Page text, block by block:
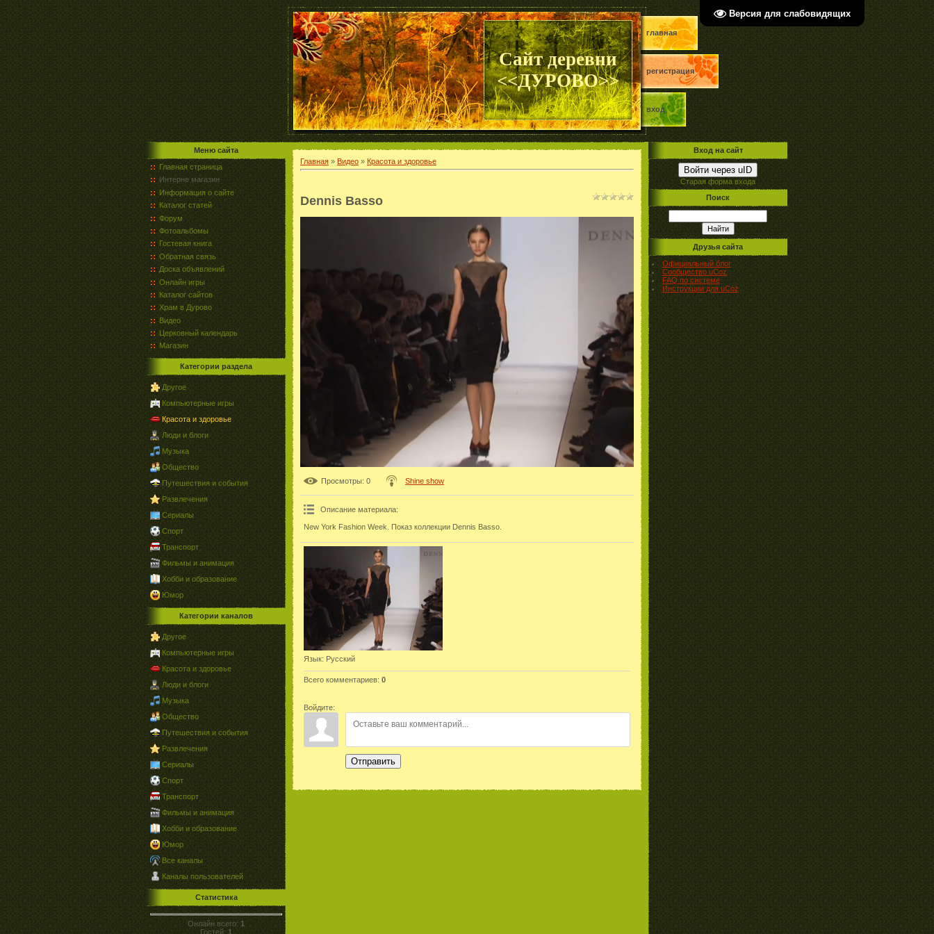
Версия для слабовидящих
главная
регистрация
вход
Сайт деревни
<<ДУРОВО>>
Меню сайта
Главная страница
Интерне магазин
Информация о сайте
Каталог статей
Форум
Фотоальбомы
Гостевая книга
Обратная связь
Доска объявлений
Онлайн игры
Каталог сайтов
Храм в Дурово
Видео
Церковный календарь
Магазин
Категории раздела
Другое
Компьютерные игры
Красота и здоровье
Люди и блоги
Музыка
Общество
Путешествия и события
Развлечения
Сериалы
Спорт
Транспорт
Фильмы и анимация
Хобби и образование
Юмор
Категории каналов
Другое
Компьютерные игры
Красота и здоровье
Люди и блоги
Музыка
Общество
Путешествия и события
Развлечения
Сериалы
Спорт
Транспорт
Фильмы и анимация
Хобби и образование
Юмор
Все каналы
Каналы пользователей
Статистика
Онлайн всего: 1
Гостей: 1
Главная » Видео » Красота и здоровье
Dennis Basso
Просмотры: 0 Shine show
Описание материала:
New York Fashion Week. Показ коллекции Dennis Basso.
Язык: Русский
Всего комментариев: 0
Войдите:
Отправить
Вход на сайт
Войти через uID
Старая форма входа
Поиск
Друзья сайта
Официальный блог
Сообщество uCoz
FAQ по системе
Инструкции для uCoz